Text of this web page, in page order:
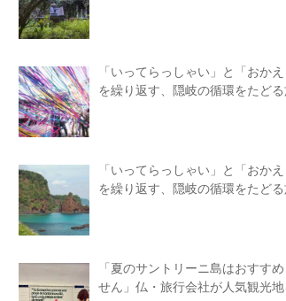
「いってらっしゃい」と「おかえ
を繰り返す、隠岐の循環をたどる
「いってらっしゃい」と「おかえ
を繰り返す、隠岐の循環をたどる
「夏のサントリーニ島はおすすめ
せん」仏・旅行会社が人気観光地